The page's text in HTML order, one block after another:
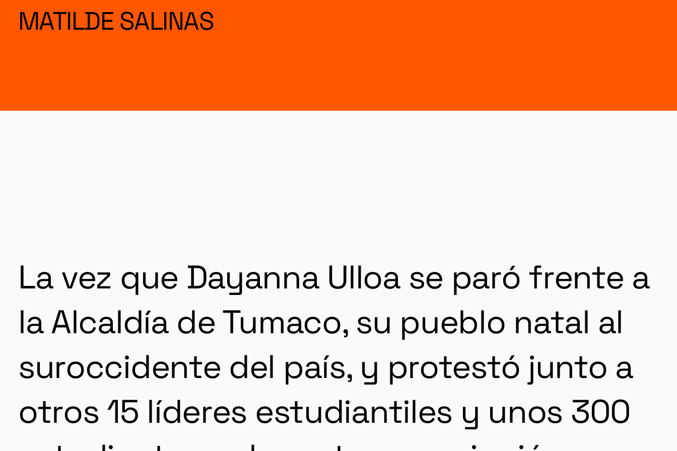
MATILDE SALINAS
La vez que Dayanna Ulloa se paró frente a
la Alcaldía de Tumaco, su pueblo natal al
suroccidente del país, y protestó junto a
otros 15 líderes estudiantiles y unos 300